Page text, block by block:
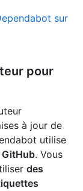
sur
pour
à jour de
utilise
GitHub. Vous
des